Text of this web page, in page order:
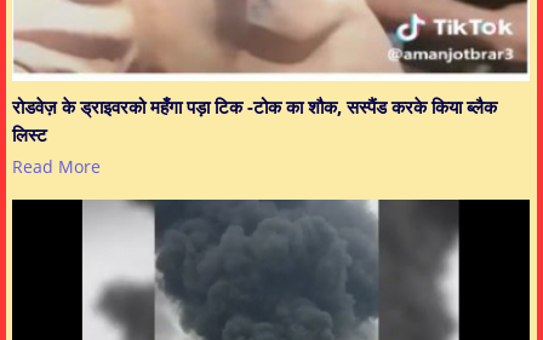
रोडवेज़ के ड्राइवरको महँगा पड़ा टिक -टोक का शौक, सस्पैंड करके किया ब्लैक
लिस्ट
Read More